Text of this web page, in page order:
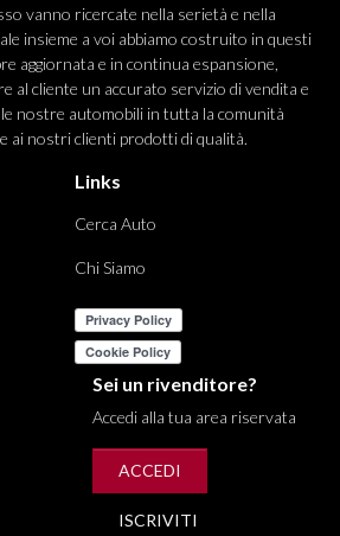
vanno ricercate nella serietà e nella
insieme a voi abbiamo costruito in questi
aggiornata e in continua espansione,
al cliente un accurato servizio di vendita e
nostre automobili in tutta la comunità
ai nostri clienti prodotti di qualità.
Links
Cerca Auto
Chi Siamo
Sei un rivenditore?
Accedi alla tua area riservata
ACCEDI
ISCRIVITI